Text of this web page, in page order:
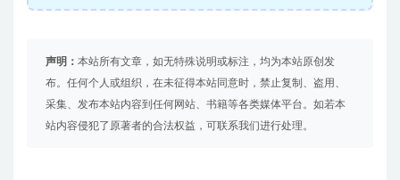
声明： 本站所有文章，如无特殊说明或标注，均为本站原创发
布。任何个人或组织，在未征得本站同意时，禁止复制、盗用、
采集、发布本站内容到任何网站、书籍等各类媒体平台。如若本
站内容侵犯了原著者的合法权益，可联系我们进行处理。